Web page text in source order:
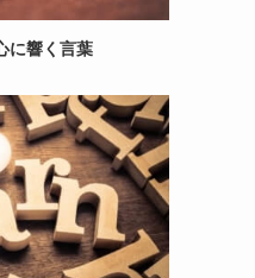
に響く言葉